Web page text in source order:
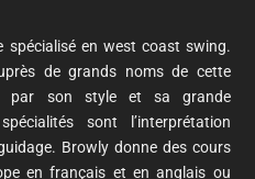
spécialisé en west coast swing.
de grands noms de cette
par son style et sa grande
sont l’interprétation
Browly donne des cours
en français et en anglais ou